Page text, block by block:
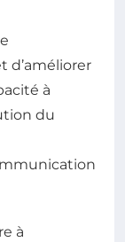
d’améliorer
à
du
à